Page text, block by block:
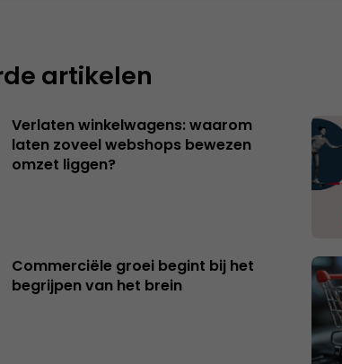
artikelen
Verlaten winkelwagens: waarom
laten zoveel webshops bewezen
omzet liggen?
Commerciële groei begint bij het
begrijpen van het brein